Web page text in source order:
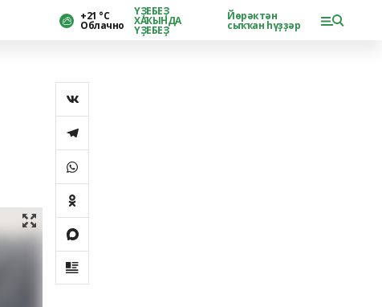
+21 °С
Облачно
ҮҘЕБЕҘ
ХАҠЫНДА
ҮҘЕБЕҘ
Йөрәктән
сыҡҡан һүҙҙәр